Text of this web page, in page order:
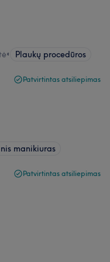
• Plaukų procedūros
Patvirtintas atsiliepimas
manikiuras
Patvirtintas atsiliepimas